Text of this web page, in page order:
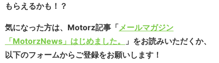
もらえるかも！？
気になった方は、Motorz記事「 メールマガジン
「MotorzNews」はじめました。
」をお読みいただくか、
以下のフォームからご登録をお願いします！